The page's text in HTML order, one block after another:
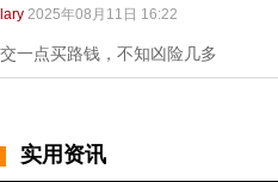
lary 2025年08月11日 16:22
交一点买路钱，不知凶险几多
实用资讯